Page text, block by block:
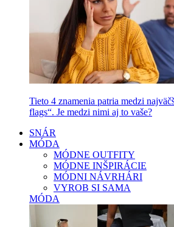
Tieto 4 znamenia patria medzi
flags“. Je medzi nimi aj to vaše?
SNÁR
MÓDA
MÓDNE OUTFITY
MÓDNE INŠPIRÁCIE
MÓDNI NÁVRHÁRI
VYROB SI SAMA
MÓDA